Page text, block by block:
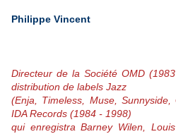
Philippe Vincent
Directeur de la Société OMD
distribution de labels Jazz
(Enja, Timeless, Muse,
IDA Records (1984 - 1998)
qui enregistra Barney Wilen,